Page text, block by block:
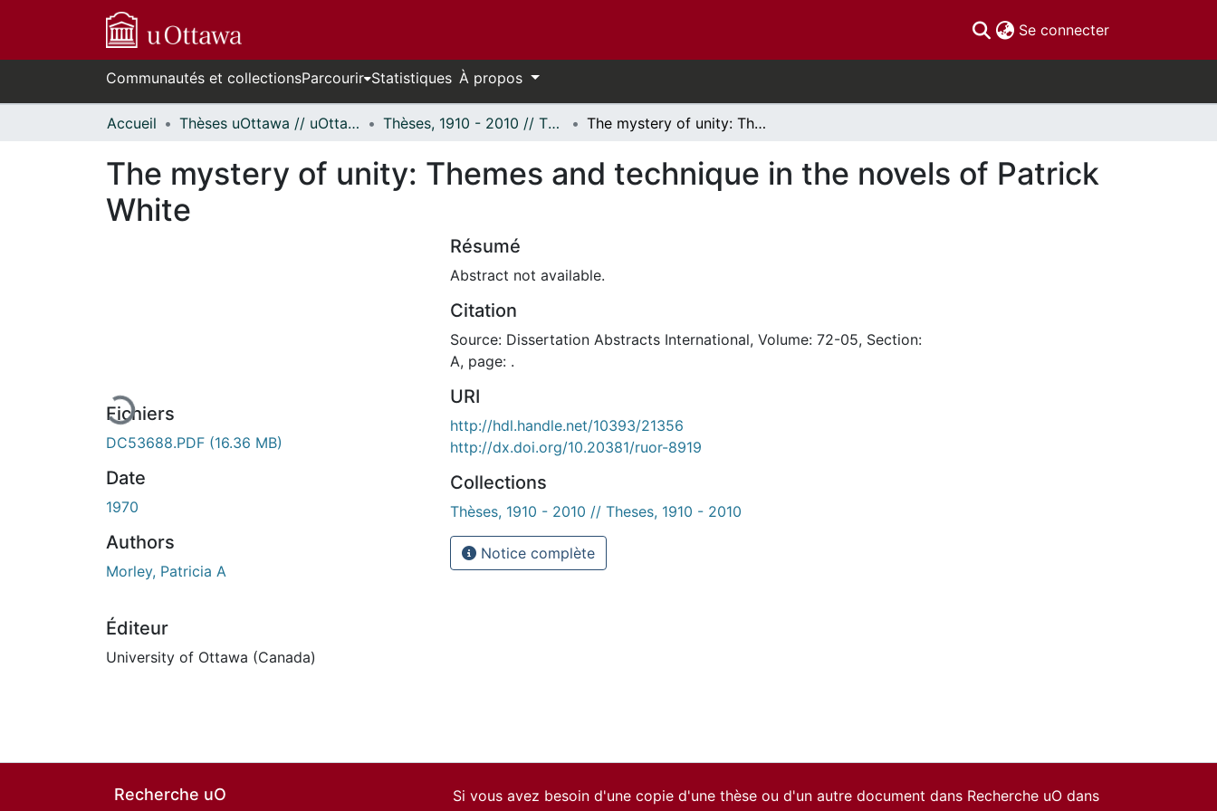
Se connecter(current)
Communautés et collectionsParcourir Statistiques À propos
Accueil Thèses uOttawa // uOttawa Theses Thèses, 1910 - 2010 // Theses, 1910 - 2010 The mystery of unity: Themes and technique in the novels of Patrick White
The mystery of unity: Themes and technique in the novels of Patrick
White
Fichiers
DC53688.PDF (16.36 MB)
Date
1970
Authors
Morley, Patricia A
Éditeur
University of Ottawa (Canada)
Résumé
Abstract not available.
Citation
Source: Dissertation Abstracts International, Volume: 72-05, Section:
A, page: .
URI
http://hdl.handle.net/10393/21356
http://dx.doi.org/10.20381/ruor-8919
Collections
Thèses, 1910 - 2010 // Theses, 1910 - 2010
Notice complète
Recherche uO
Si vous avez besoin d'une copie d'une thèse ou d'un autre document dans Recherche uO dans